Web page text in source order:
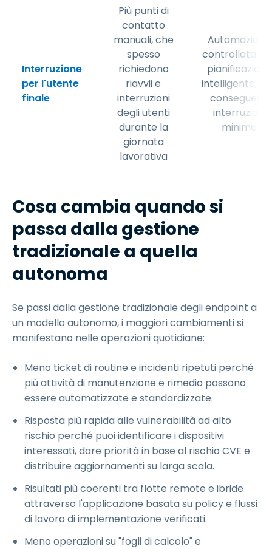
Interruzione
per l'utente
finale
Più punti di
contatto
manuali, che
spesso
richiedono
riavvii e
interruzioni
degli utenti
durante la
giornata
lavorativa
Automazione
controllata
pianificazione
intelligente,
conseguenti
interruzioni
minime
Cosa cambia quando si
passa dalla gestione
tradizionale a quella
autonoma
Se passi dalla gestione tradizionale degli endpoint a
un modello autonomo, i maggiori cambiamenti si
manifestano nelle operazioni quotidiane:
Meno ticket di routine e incidenti ripetuti perché
più attività di manutenzione e rimedio possono
essere automatizzate e standardizzate.
Risposta più rapida alle vulnerabilità ad alto
rischio perché puoi identificare i dispositivi
interessati, dare priorità in base al rischio CVE e
distribuire aggiornamenti su larga scala.
Risultati più coerenti tra flotte remote e ibride
attraverso l'applicazione basata su policy e flussi
di lavoro di implementazione verificati.
Meno operazioni su "fogli di calcolo" e